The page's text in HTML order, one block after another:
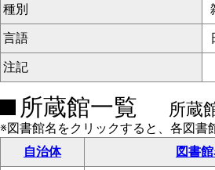
種別
言語
注記
所蔵館一覧 所蔵
※図書館名をクリックすると、各図書
自治体
図書